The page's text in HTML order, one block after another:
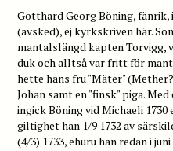
Gotthard Georg Böning, fänrik,
(avsked), ej kyrkskriven här.
mantalslängd kapten Torvigg,
duk och alltså var fritt för
hette hans fru "Mäter"
Johan samt en "finsk" piga.
ingick Böning vid Michaeli
giltighet han 1/9 1732 av
(4/3) 1733, ehuru han redan i